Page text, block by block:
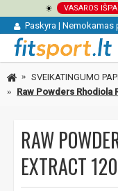
☀️ VASAROS
Paskyra | Nemokamas
SVEIKATINGUMO
RAW
EXTRACT